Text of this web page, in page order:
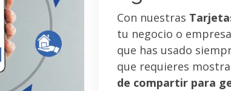
Con nuestras
tu negocio o
que has usado
que requieres
de compartir para